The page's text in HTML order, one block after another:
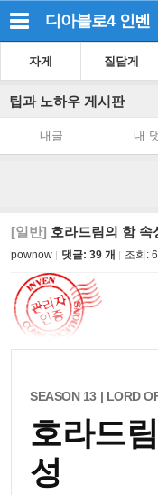
디아블로4 인벤
자게 질답게
팁과 노하우 게시판
내글 내
[일반] 호라드림의 함 속
pownow 댓글: 39 개 조회:
SEASON 13 | LORD
호라드
성